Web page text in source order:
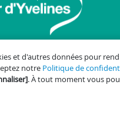
Accessibilité : partiellement
et d'autres données pour
notre Politique de
. À tout moment vous